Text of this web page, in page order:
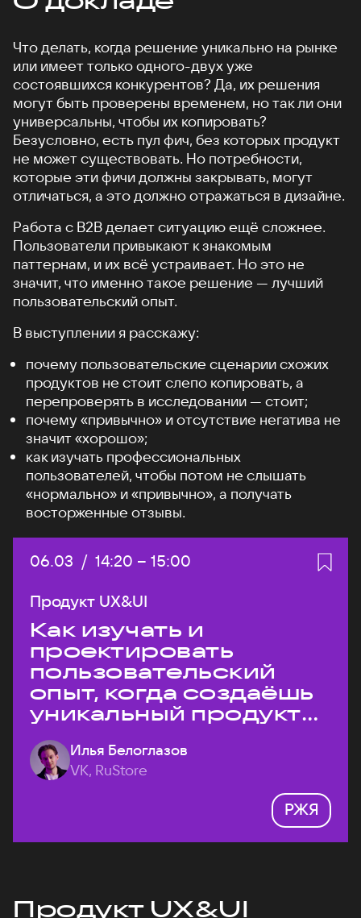
Что делать, когда решение уникально на рынке
или имеет только одного-двух уже
состоявшихся конкурентов? Да, их решения
могут быть проверены временем, но так ли они
универсальны, чтобы их копировать?
Безусловно, есть пул фич, без которых продукт
не может существовать. Но потребности,
которые эти фичи должны закрывать, могут
отличаться, а это должно отражаться в дизайне.
Работа с B2B делает ситуацию ещё сложнее.
Пользователи привыкают к знакомым
паттернам, и их всё устраивает. Но это не
значит, что именно такое решение — лучший
пользовательский опыт.
В выступлении я расскажу:
почему пользовательские сценарии схожих
продуктов не стоит слепо копировать, а
перепроверять в исследовании — стоит;
почему «привычно» и отсутствие негатива не
значит «хорошо»;
как изучать профессиональных
пользователей, чтобы потом не слышать
«нормально» и «привычно», а получать
восторженные отзывы.
Дата:
06.03 / Начало:
14:20 – Конец:
15:00
Продукт UX&UI
Как изучать и
проектировать
пользовательский
опыт, когда создаёшь
уникальный продукт
на рынке?
Илья Белоглазов
VK, RuStore
РЖЯ
Продукт UX&UI